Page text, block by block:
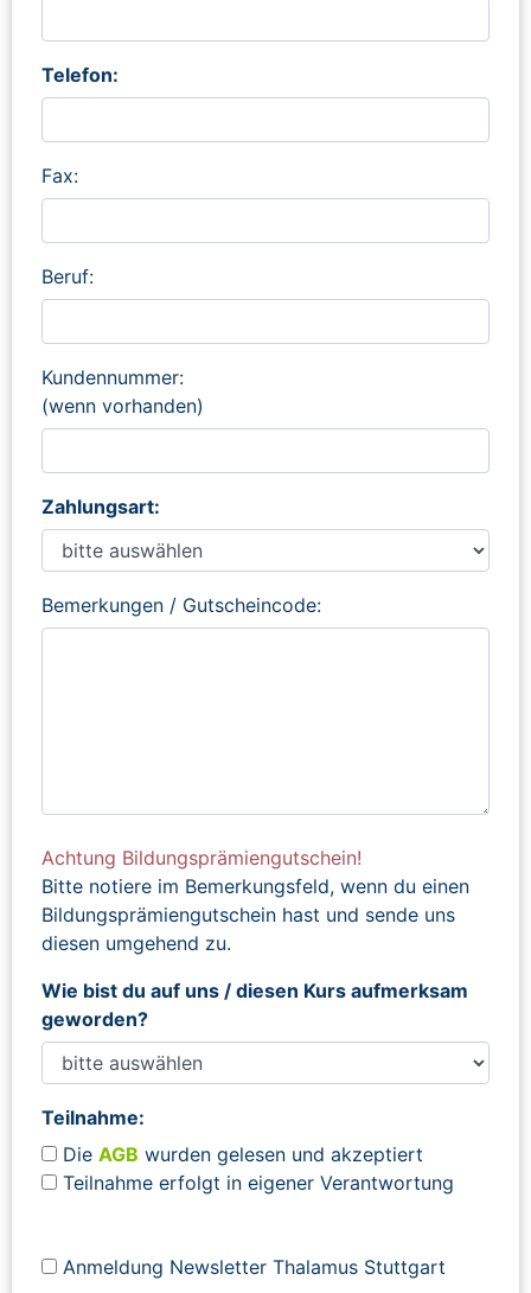
Telefon:
Fax:
Beruf:
Kundennummer:
(wenn vorhanden)
Zahlungsart:
Bemerkungen / Gutscheincode:
Achtung Bildungsprämiengutschein!
Bitte notiere im Bemerkungsfeld, wenn du einen
Bildungsprämiengutschein hast und sende uns
diesen umgehend zu.
Wie bist du auf uns / diesen Kurs aufmerksam
geworden?
Teilnahme:
Die AGB wurden gelesen und akzeptiert
Teilnahme erfolgt in eigener Verantwortung
Anmeldung Newsletter Thalamus Stuttgart